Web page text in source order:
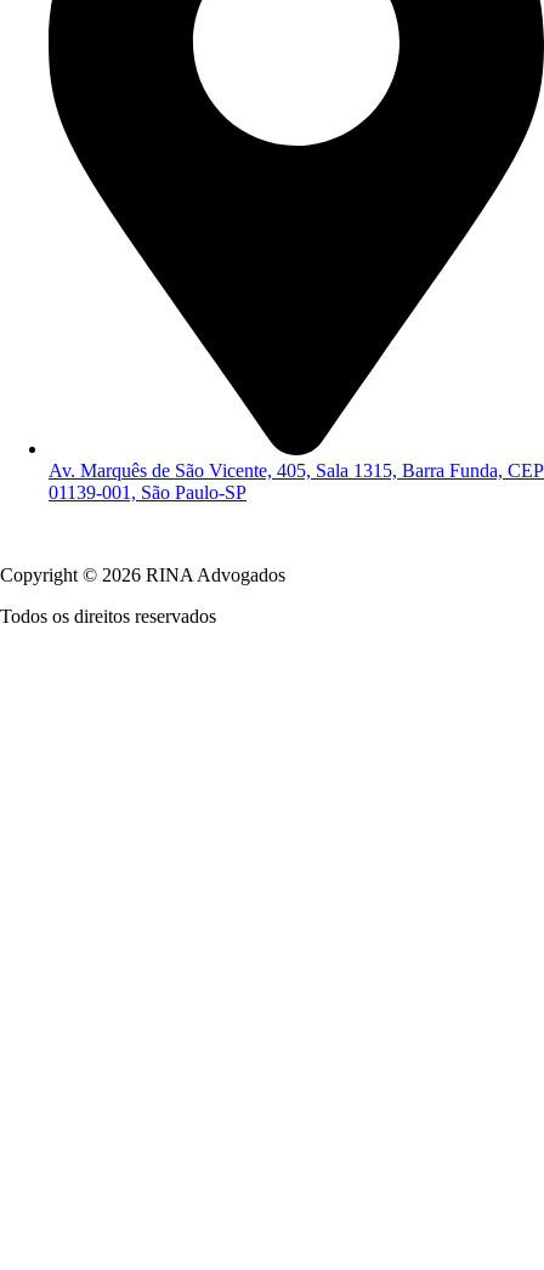
Av. Marquês de São Vicente, 405, Sala 1315, Barra Funda, CEP
01139-001, São Paulo-SP
Copyright © 2026 RINA Advogados
Todos os direitos reservados